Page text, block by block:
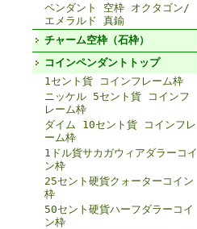
ペンダント 空枠 オクタゴン/
エメラルド 真鍮
チャーム空枠（石枠）
コインペンダントトップ
1セント貨 コインフレーム枠
ニッケル 5セント貨 コインフ
レーム枠
ダイム 10セント貨 コインフレ
ーム枠
1ドル貨サカガウィアダラーコイ
ン枠
25セント硬貨クォーターコイン
枠
50セント硬貨ハーフダラーコイ
ン枠